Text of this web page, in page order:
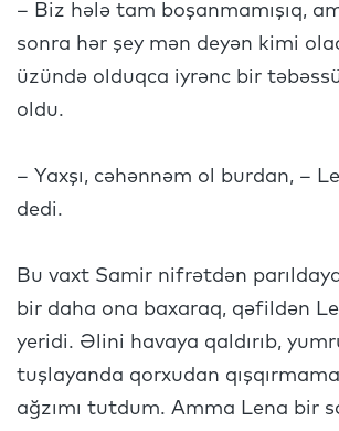
– Biz hələ tam boşanmamışıq,
sonra hər şey mən deyən kimi
üzündə olduqca iyrənc bir
oldu.
– Yaxşı, cəhənnəm ol burdan, –
dedi.
Bu vaxt Samir nifrətdən
bir daha ona baxaraq, qəfildən
yeridi. Əlini havaya qaldırıb,
tuşlayanda qorxudan
ağzımı tutdum. Amma Lena bir